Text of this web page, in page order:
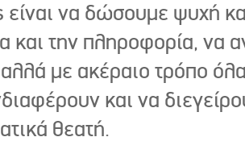
είναι να δώσουμε ψυχή
και την πληροφορία, να
με ακέραιο τρόπο
και να
θεατή.